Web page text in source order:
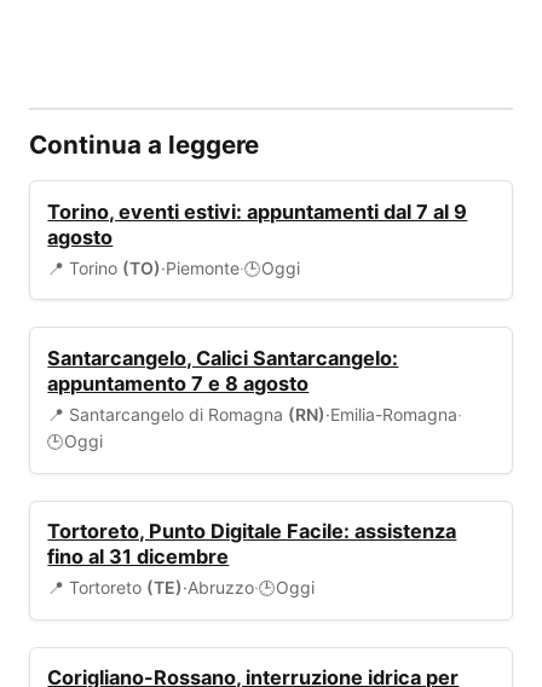
Continua a leggere
Torino, eventi estivi: appuntamenti dal 7 al 9
agosto
📍 Torino (TO)·Piemonte·🕒Oggi
Santarcangelo, Calici Santarcangelo:
appuntamento 7 e 8 agosto
📍 Santarcangelo di Romagna (RN)·Emilia-Romagna·
🕒Oggi
Tortoreto, Punto Digitale Facile: assistenza
fino al 31 dicembre
📍 Tortoreto (TE)·Abruzzo·🕒Oggi
Corigliano-Rossano, interruzione idrica per